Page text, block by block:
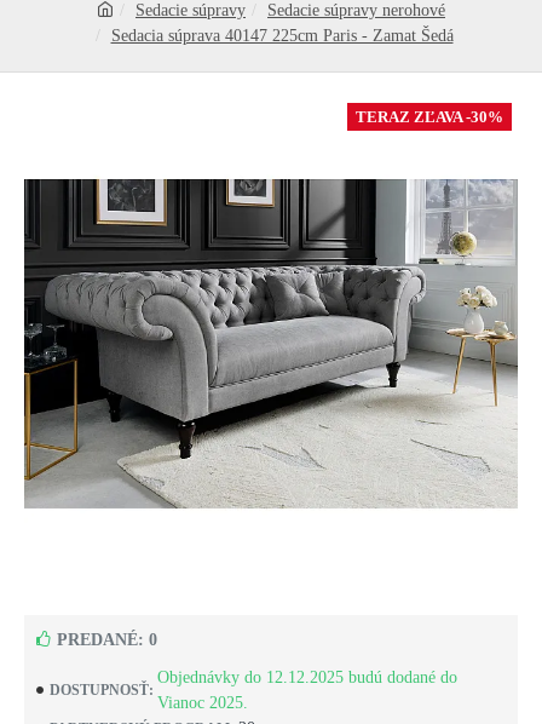
Sedacie súpravy
Sedacie súpravy nerohové
Sedacia súprava 40147 225cm Paris - Zamat Šedá
TERAZ ZĽAVA -30%
DOSTUPNOSŤ:
Objednávky do 12.12.2025 budú dodané do
Vianoc 2025.
PREDANÉ: 0